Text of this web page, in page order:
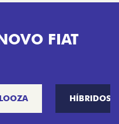
FIAT
HÍBRIDOS